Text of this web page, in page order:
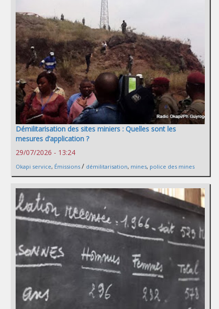
Démilitarisation des sites miniers : Quelles sont les
mesures d’application ?
29/07/2026 - 13:24
Okapi service, Émissions / démilitarisation, mines, police des mines